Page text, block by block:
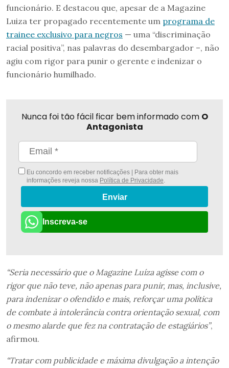
funcionário. E destacou que, apesar de a Magazine
Luiza ter propagado recentemente um programa de
trainee exclusivo para negros — uma “discriminação
racial positiva”, nas palavras do desembargador –, não
agiu com rigor para punir o gerente e indenizar o
funcionário humilhado.
Nunca foi tão fácil ficar bem informado com O
Antagonista
Eu concordo em receber notificações | Para obter mais
informações reveja nossa Política de Privacidade
Enviar
Inscreva-se
“Seria necessário que o Magazine Luíza agisse com o
rigor que não teve, não apenas para punir, mas, inclusive,
para indenizar o ofendido e mais, reforçar uma política
de combate à intolerância contra orientação sexual, com
o mesmo alarde que fez na contratação de estagiários”,
afirmou.
“Tratar com publicidade e máxima divulgação a intenção